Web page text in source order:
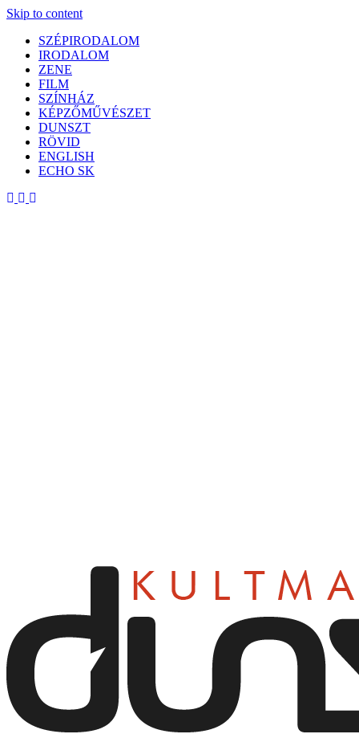
Skip to content
SZÉPIRODALOM
IRODALOM
ZENE
FILM
SZÍNHÁZ
KÉPZŐMŰVÉSZET
DUNSZT
RÖVID
ENGLISH
ECHO SK